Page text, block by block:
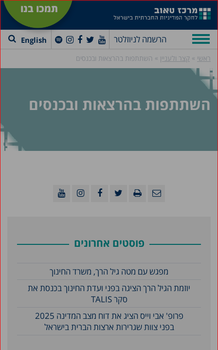
תמכו בנו
הרשמה לניוזלטר English
ראשי » קצר ולעניין » השתתפות בהרצאות ובכנסים
השתתפות בהרצאות ובכנסים
פוסטים אחרונים
מפגש עם מטה גיל הרך, משרד החינוך
יוזמת הגיל הרך הציגה בפני ועדת החינוך בכנסת את
סקר TALIS
פרופ' אבי וייס הציג את דוח מצב המדינה 2025
בפני צוות שגרירות ארצות הברית בישראל